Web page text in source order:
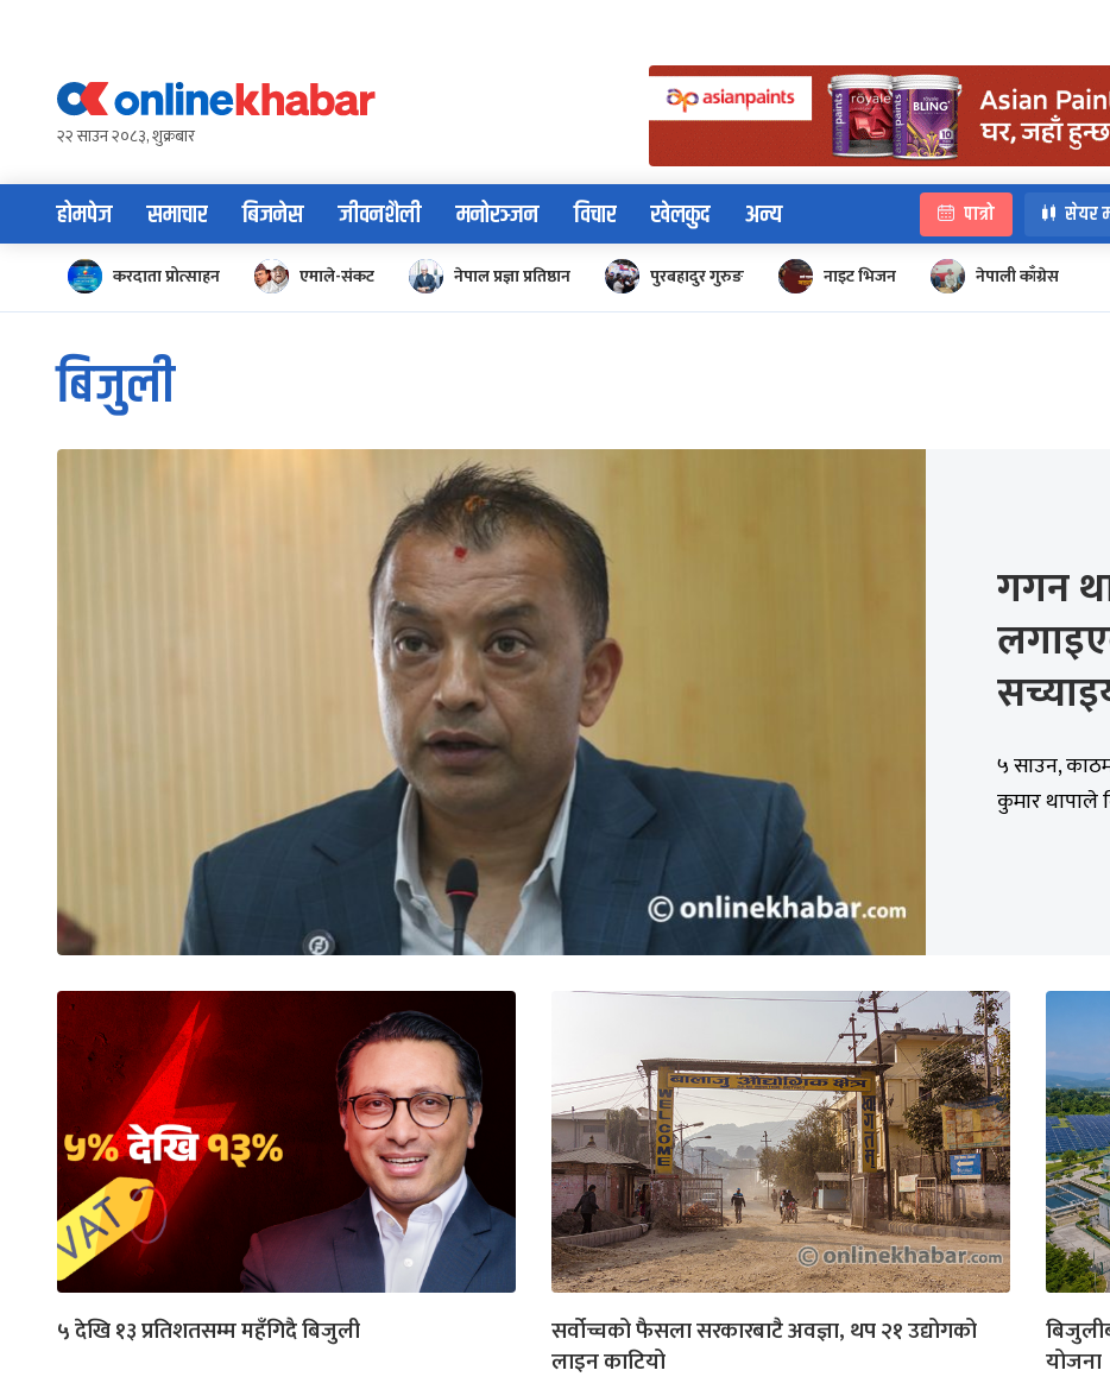
content२२ साउन २०८३, शुक्रबार
होमपेज समाचार बिजनेस जीवनशैली मनोरञ्जन विचार खेलकुद अन्य पात्रो सेयर
करदाता प्रोत्साहन एमाले-संकट नेपाल प्रज्ञा प्रतिष्ठान पुरबहादुर गुरुङ नाइट भिजन नेपाली काँग्रेस
बिजुली
गगन
५ साउन,
कुमार थापाले
५ देखि १३ प्रतिशतसम्म महँगिदै बिजुली
सर्वोच्चको फैसला सरकारबाटै अवज्ञा, थप २१ उद्योगको
लाइन काटियो
योजना